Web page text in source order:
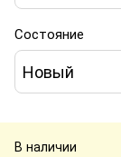
Состояние
Новый
В наличии